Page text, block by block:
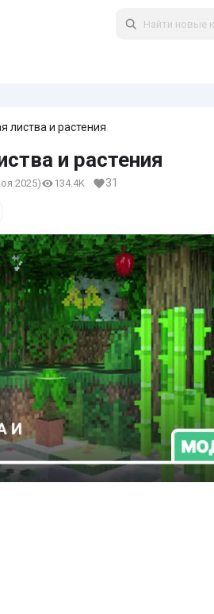
листва и растения
и растения
2025) 134.4K 31